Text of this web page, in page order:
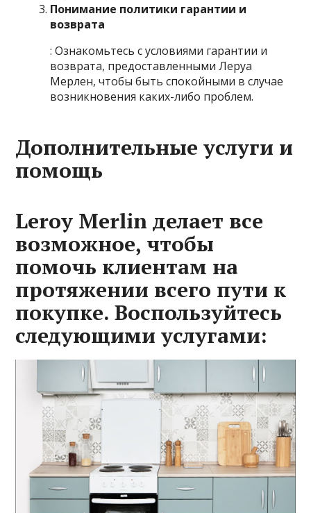
Понимание политики гарантии и
возврата
: Ознакомьтесь с условиями гарантии и
возврата, предоставленными Леруа
Мерлен, чтобы быть спокойными в случае
возникновения каких-либо проблем.
Дополнительные услуги и
помощь
Leroy Merlin делает все
возможное, чтобы
помочь клиентам на
протяжении всего пути к
покупке. Воспользуйтесь
следующими услугами: